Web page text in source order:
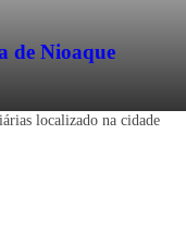
de Nioaque
localizado na cidade